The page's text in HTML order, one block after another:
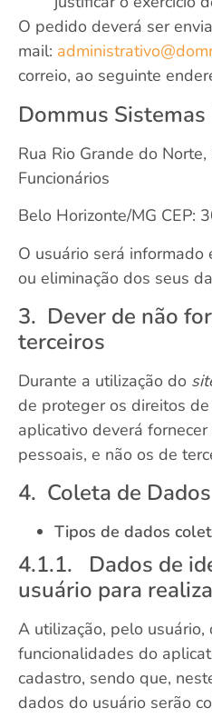
O pedido deverá ser
mail:
correio, ao seguinte
Dommus Sistemas
Rua Rio Grande do
Funcionários
Belo Horizonte/MG CEP:
O usuário será informado
ou eliminação dos seus
3. Dever de não
terceiros
Durante a utilização do
de proteger os direitos
aplicativo deverá
pessoais, e não os de
4. Coleta de Dados
Tipos de dados
4.1.1. Dados de
usuário para
A utilização, pelo
funcionalidades do
cadastro, sendo que,
dados do usuário serão